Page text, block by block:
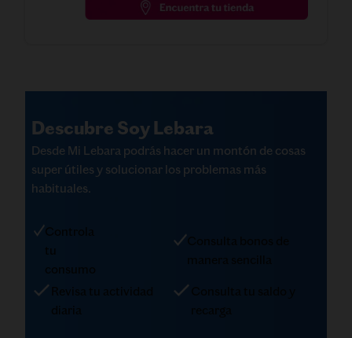
Descubre Soy Lebara
Desde Mi Lebara podrás hacer un montón de cosas
super útiles y solucionar los problemas más
habituales.
Controla
tu
consumo
Revisa tu actividad
diaria